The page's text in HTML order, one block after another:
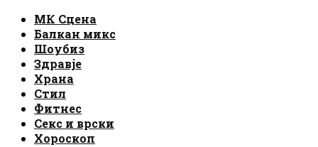
МК Сцена
Балкан микс
Шоубиз
Здравје
Храна
Стил
Фитнес
Секс и врски
Хороскоп